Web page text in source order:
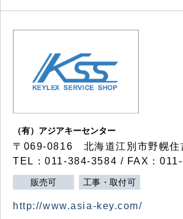
（有）アジアキーセンター
〒069-0816 北海道江別市野幌住
TEL：011-384-3584 / FAX：
販売可 工事・取付可
http://www.asia-key.com/